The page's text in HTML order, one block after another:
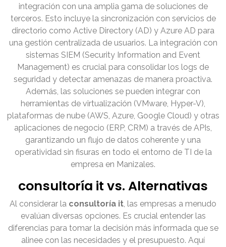
integración con una amplia gama de soluciones de
terceros. Esto incluye la sincronización con servicios de
directorio como Active Directory (AD) y Azure AD para
una gestión centralizada de usuarios. La integración con
sistemas SIEM (Security Information and Event
Management) es crucial para consolidar los logs de
seguridad y detectar amenazas de manera proactiva.
Además, las soluciones se pueden integrar con
herramientas de virtualización (VMware, Hyper-V),
plataformas de nube (AWS, Azure, Google Cloud) y otras
aplicaciones de negocio (ERP, CRM) a través de APIs,
garantizando un flujo de datos coherente y una
operatividad sin fisuras en todo el entorno de TI de la
empresa en Manizales.
consultoría it vs. Alternativas
Al considerar la consultoría it, las empresas a menudo
evalúan diversas opciones. Es crucial entender las
diferencias para tomar la decisión más informada que se
alinee con las necesidades y el presupuesto. Aquí